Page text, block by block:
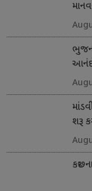
શરૂ